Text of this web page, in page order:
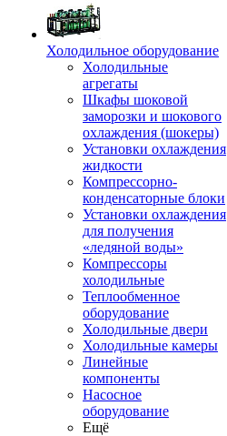
Холодильное оборудование
Холодильные
агрегаты
Шкафы шоковой
заморозки и шокового
охлаждения (шокеры)
Установки охлаждения
жидкости
Компрессорно-
конденсаторные блоки
Установки охлаждения
для получения
«ледяной воды»
Компрессоры
холодильные
Теплообменное
оборудование
Холодильные двери
Холодильные камеры
Линейные
компоненты
Насосное
оборудование
Ещё